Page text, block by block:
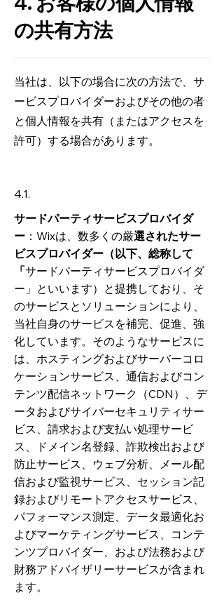
の共有方法
当社は、以下の場合に次の方法で、サ
ービスプロバイダーおよびその他の者
と個人情報を共有（またはアクセスを
許可）する場合があります。
4.1.
サードパーティサービスプロバイダ
ー ：Wixは、数多くの厳選されたサー
ビスプロバイダー（以下、総称して
「サードパーティサービスプロバイダ
ー」といいます）と提携しており、そ
のサービスとソリューションにより、
当社自身のサービスを補完、促進、強
化しています。そのようなサービスに
は、ホスティングおよびサーバーコロ
ケーションサービス、通信およびコン
テンツ配信ネットワーク（CDN）、デ
ータおよびサイバーセキュリティサー
ビス、請求および支払い処理サービ
ス、ドメイン名登録、詐欺検出および
防止サービス、ウェブ分析、メール配
信および監視サービス、セッション記
録およびリモートアクセスサービス、
パフォーマンス測定、データ最適化お
よびマーケティングサービス、コンテ
ンツプロバイダー、および法務および
財務アドバイザリーサービスが含まれ
ます。